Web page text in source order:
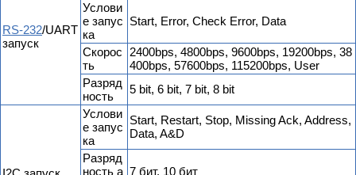
RS-232/UART
запуск
Услови
е запус
ка
Start, Error, Check Error, Data
Скорос
ть
2400bps, 4800bps, 9600bps, 19200bps, 38
400bps, 57600bps, 115200bps, User
Разряд
ность
5 bit, 6 bit, 7 bit, 8 bit
Услови
е запус
ка
Start, Restart, Stop, Missing Ack, Address,
Data, A&D
Разряд
ность а 7 бит, 10 бит